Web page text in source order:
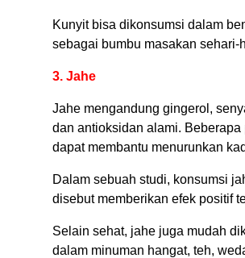
Kunyit bisa dikonsumsi dalam
sebagai bumbu masakan sehari-
3. Jahe
Jahe mengandung gingerol,
dan antioksidan alami.
dapat membantu menurunkan
Dalam sebuah studi, konsumsi
disebut memberikan efek positif
Selain sehat, jahe juga mudah
dalam minuman hangat, teh,